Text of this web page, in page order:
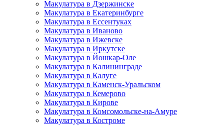
Макулатура в Дзержинске
Макулатура в Екатеринбурге
Макулатура в Ессентуках
Макулатура в Иваново
Макулатура в Ижевске
Макулатура в Иркутске
Макулатура в Йошкар-Оле
Макулатура в Калининграде
Макулатура в Калуге
Макулатура в Каменск-Уральском
Макулатура в Кемерово
Макулатура в Кирове
Макулатура в Комсомольске-на-Амуре
Макулатура в Костроме